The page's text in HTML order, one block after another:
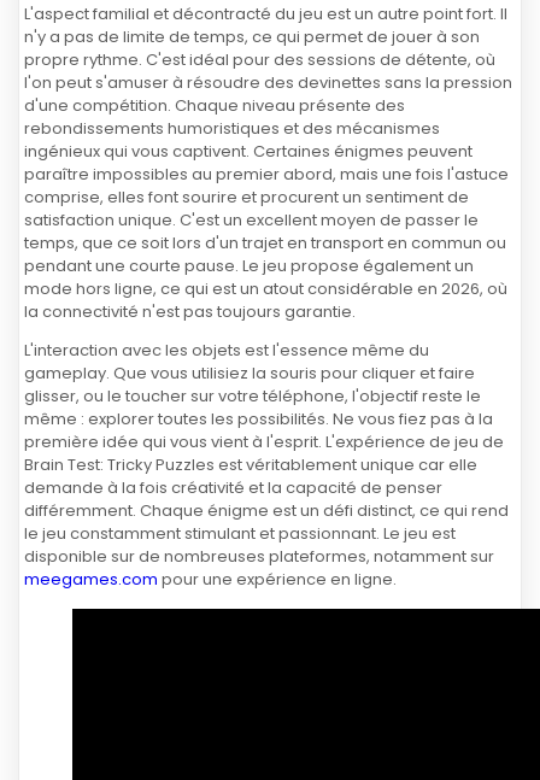
L'aspect familial et décontracté du jeu est un autre point fort. Il
n'y a pas de limite de temps, ce qui permet de jouer à son
propre rythme. C'est idéal pour des sessions de détente, où
l'on peut s'amuser à résoudre des devinettes sans la pression
d'une compétition. Chaque niveau présente des
rebondissements humoristiques et des mécanismes
ingénieux qui vous captivent. Certaines énigmes peuvent
paraître impossibles au premier abord, mais une fois l'astuce
comprise, elles font sourire et procurent un sentiment de
satisfaction unique. C'est un excellent moyen de passer le
temps, que ce soit lors d'un trajet en transport en commun ou
pendant une courte pause. Le jeu propose également un
mode hors ligne, ce qui est un atout considérable en 2026, où
la connectivité n'est pas toujours garantie.
L'interaction avec les objets est l'essence même du
gameplay. Que vous utilisiez la souris pour cliquer et faire
glisser, ou le toucher sur votre téléphone, l'objectif reste le
même : explorer toutes les possibilités. Ne vous fiez pas à la
première idée qui vous vient à l'esprit. L'expérience de jeu de
Brain Test: Tricky Puzzles est véritablement unique car elle
demande à la fois créativité et la capacité de penser
différemment. Chaque énigme est un défi distinct, ce qui rend
le jeu constamment stimulant et passionnant. Le jeu est
disponible sur de nombreuses plateformes, notamment sur
meegames.com pour une expérience en ligne.